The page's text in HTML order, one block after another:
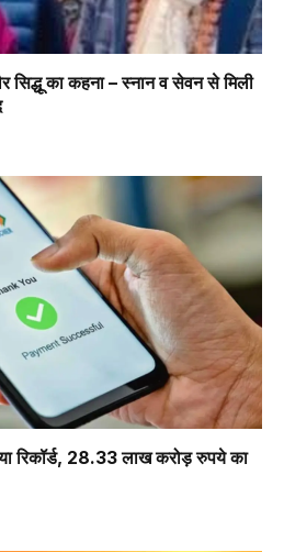
सिद्धू का कहना – स्नान व सेवन से मिली
रिकॉर्ड, 28.33 लाख करोड़ रुपये का